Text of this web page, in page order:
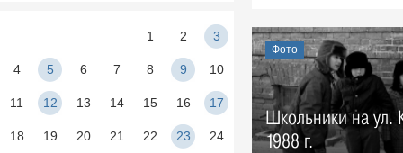
1 2 3
4 5 6 7 8 9 10
11 12 13 14 15 16 17
18 19 20 21 22 23 24
Фото
Школьники на ул.
1988 г.